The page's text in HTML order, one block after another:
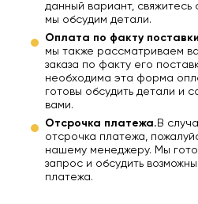
данный вариант,
мы обсудим детали.
Оплата по факту
мы также рассматриваем
заказа по факту его
необходима эта форма
готовы обсудить детали и
вами.
Отсрочка платежа. В
отсрочка платежа,
нашему менеджеру. Мы
запрос и обсудить
платежа.